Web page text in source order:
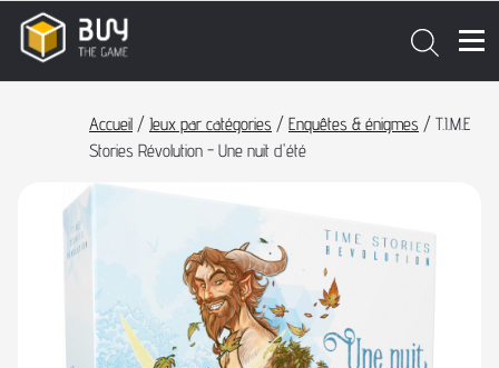
Accueil / Jeux par catégories / Enquêtes & énigmes / T.I.M.E
Stories Révolution - Une nuit d'été